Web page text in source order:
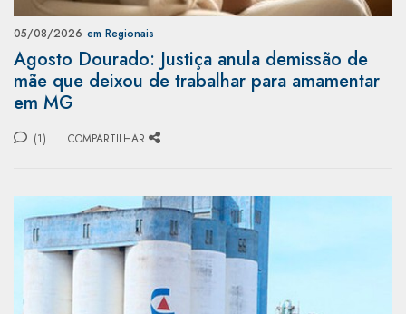
05/08/2026 em Regionais
Agosto Dourado: Justiça anula demissão de
mãe que deixou de trabalhar para amamentar
em MG
(1) COMPARTILHAR